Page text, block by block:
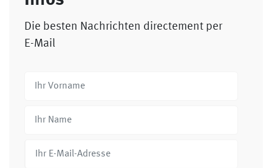
Die besten Nachrichten directement per
E-Mail